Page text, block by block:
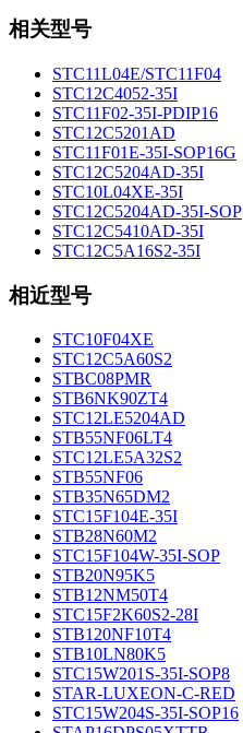
相关型号
STC11L04E/STC11F04
STC12C4052-35I
STC11F02-35I-PDIP16
STC12C5201AD
STC11F01E-35I-SOP16G
STC12C5204AD-35I
STC10L04XE-35I
STC12C5204AD-35I-SOP
STC12C5410AD-35I
STC12C5A16S2-35I
相近型号
STC10F04XE
STC12C5A60S2
STBC08PMR
STB6NK90ZT4
STC12LE5204AD
STB55NF06LT4
STC12LE5A32S2
STB55NF06
STB35N65DM2
STC15F104E-35I
STB28N60M2
STC15F104W-35I-SOP
STB20N95K5
STB12NM50T4
STC15F2K60S2-28I
STB120NF10T4
STB10LN80K5
STC15W201S-35I-SOP8
STAR-LUXEON-C-RED
STC15W204S-35I-SOP16